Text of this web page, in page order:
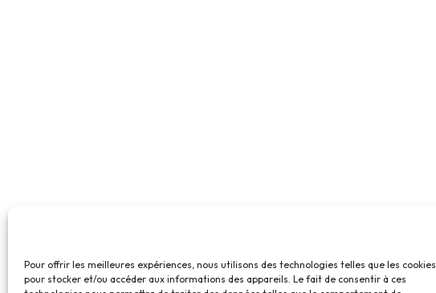
Pour offrir les meilleures expériences, nous utilisons des technologies telles que les cookies
pour stocker et/ou accéder aux informations des appareils. Le fait de consentir à ces